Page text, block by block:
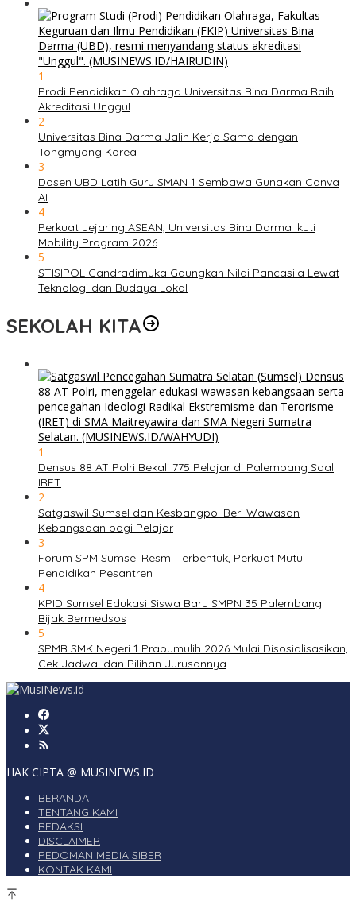
1
Prodi Pendidikan Olahraga Universitas Bina Darma Raih
Akreditasi Unggul
2
Universitas Bina Darma Jalin Kerja Sama dengan
Tongmyong Korea
3
Dosen UBD Latih Guru SMAN 1 Sembawa Gunakan Canva
AI
4
Perkuat Jejaring ASEAN, Universitas Bina Darma Ikuti
Mobility Program 2026
5
STISIPOL Candradimuka Gaungkan Nilai Pancasila Lewat
Teknologi dan Budaya Lokal
SEKOLAH KITA
1
Densus 88 AT Polri Bekali 775 Pelajar di Palembang Soal
IRET
2
Satgaswil Sumsel dan Kesbangpol Beri Wawasan
Kebangsaan bagi Pelajar
3
Forum SPM Sumsel Resmi Terbentuk, Perkuat Mutu
Pendidikan Pesantren
4
KPID Sumsel Edukasi Siswa Baru SMPN 35 Palembang
Bijak Bermedsos
5
SPMB SMK Negeri 1 Prabumulih 2026 Mulai Disosialisasikan,
Cek Jadwal dan Pilihan Jurusannya
HAK CIPTA @ MUSINEWS.ID
BERANDA
TENTANG KAMI
REDAKSI
DISCLAIMER
PEDOMAN MEDIA SIBER
KONTAK KAMI